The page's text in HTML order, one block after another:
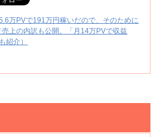
万PVで191万円稼いだので、そのために
上の内訳も公開。「月14万PVで収益
紹介）